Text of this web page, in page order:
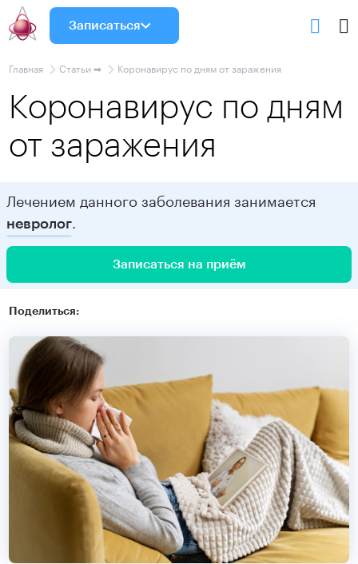
Записаться
Главная Статьи ➡ Коронавирус по дням от заражения
Коронавирус по дням
от заражения
Лечением данного заболевания занимается
невролог.
Записаться на приём
Поделиться: